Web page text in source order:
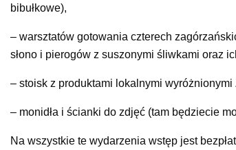
bibułkowe),
– warsztatów gotowania czterech
słono i pierogów z suszonymi śliwkami oraz
– stoisk z produktami lokalnymi
– monidła i ścianki do zdjęć (tam będziecie
Na wszystkie te wydarzenia wstęp jest